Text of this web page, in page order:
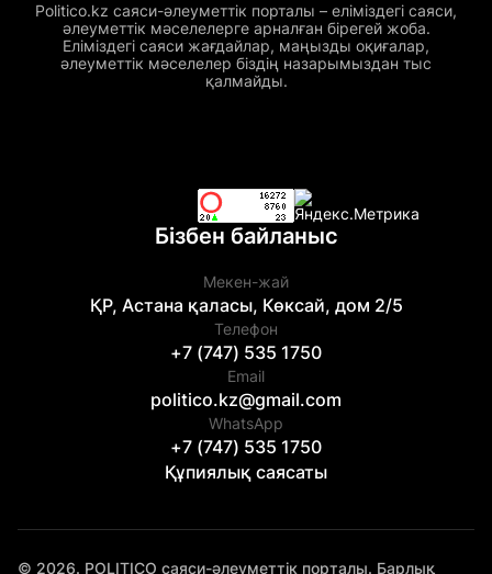
Politico.kz саяси-әлеуметтік порталы – еліміздегі саяси,
әлеуметтік мәселелерге арналған бірегей жоба.
Еліміздегі саяси жағдайлар, маңызды оқиғалар,
әлеуметтік мәселелер біздің назарымыздан тыс
қалмайды.
Бізбен байланыс
Мекен-жай
ҚР, Астана қаласы, Көксай, дом 2/5
Телефон
+7 (747) 535 1750
Email
politico.kz@gmail.com
WhatsApp
+7 (747) 535 1750
Құпиялық саясаты
© 2026. POLITICO саяси-әлеуметтік порталы. Барлық